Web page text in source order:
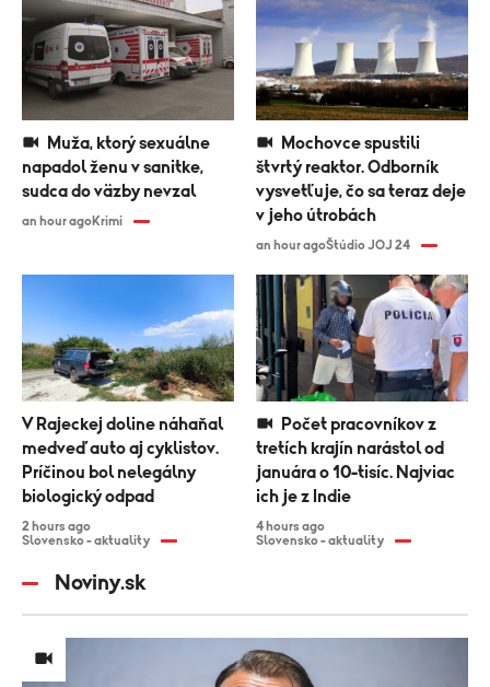
napadol ženu v sanitke,
sudca do väzby nevzal
an hour agoKrimi
štvrtý reaktor. Odborník
vysvetľuje, čo sa teraz deje
v jeho útrobách
an hour agoŠtúdio JOJ 24
V Rajeckej doline náhaňal
medveď auto aj cyklistov.
Príčinou bol nelegálny
biologický odpad
2 hours ago
Slovensko - aktuality
tretích krajín narástol od
januára o 10-tisíc. Najviac
ich je z Indie
4 hours ago
Slovensko - aktuality
Noviny.sk